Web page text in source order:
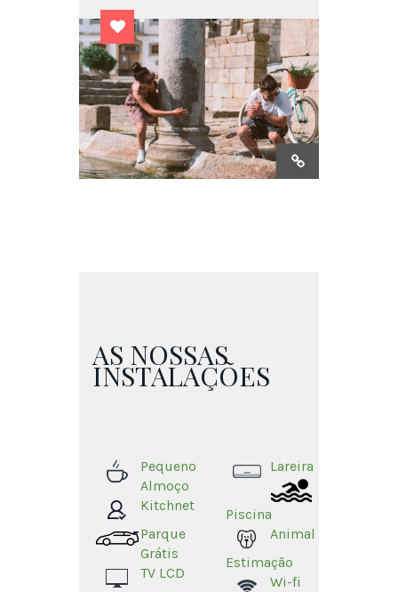
AS NOSSAS
INSTALAÇÕES
Pequeno
Almoço
Kitchnet
Lareira
Piscina
Parque
Grátis
TV LCD
Animal
Estimação
Wi-fi